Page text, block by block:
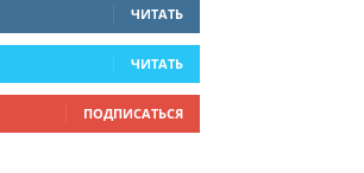
ЧИТАТЬ
ЧИТАТЬ
ПОДПИСАТЬСЯ